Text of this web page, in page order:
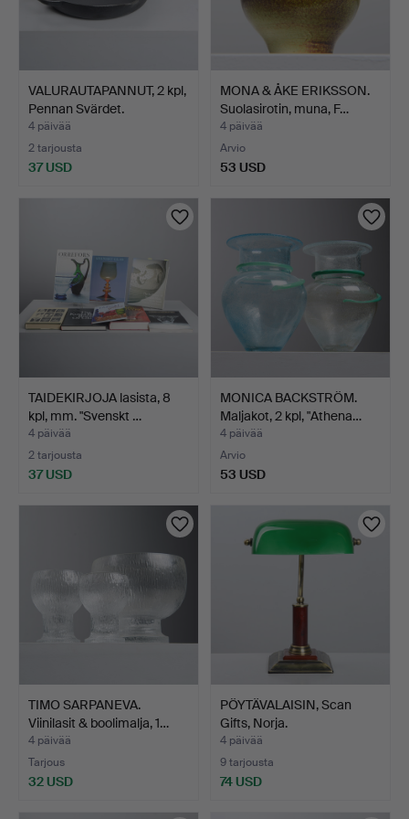
VALURAUTAPANNUT, 2 kpl,
Pennan Svärdet.
4 päivää
2 tarjousta
37 USD
MONA & ÅKE ERIKSSON.
Suolasirotin, muna, F…
4 päivää
Arvio
53 USD
TAIDEKIRJOJA lasista, 8
kpl, mm. "Svenskt …
4 päivää
2 tarjousta
37 USD
MONICA BACKSTRÖM.
Maljakot, 2 kpl, "Athena…
4 päivää
Arvio
53 USD
TIMO SARPANEVA.
Viinilasit & boolimalja, 1…
4 päivää
Tarjous
32 USD
PÖYTÄVALAISIN, Scan
Gifts, Norja.
4 päivää
9 tarjousta
74 USD